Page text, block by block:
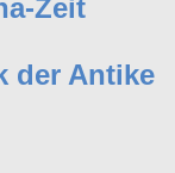
Zeit
der Antike